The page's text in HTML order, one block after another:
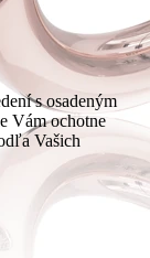
s osadeným
Vám ochotne
Vašich